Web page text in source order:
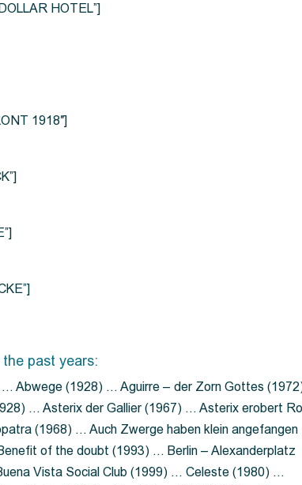
HOTEL”]
1918″]
past years:
Abwege (1928) … Aguirre – der Zorn Gottes
… Asterix der Gallier (1967) … Asterix erobert
(1968) … Auch Zwerge haben klein angefangen
of the doubt (1993) … Berlin – Alexanderplatz
Vista Social Club (1999) … Celeste (1980) …